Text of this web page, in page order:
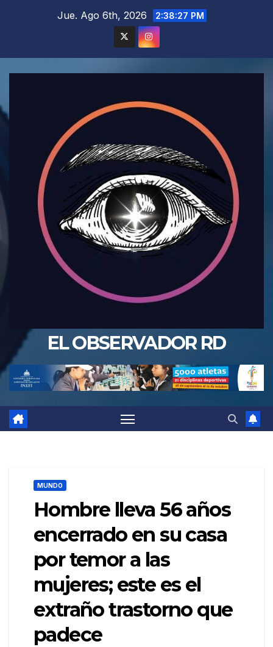
Jue. Ago 6th, 2026 2:38:28 PM
EL OBSERVADOR RD
MUNDO
Hombre lleva 56 años
encerrado en su casa
por temor a las
mujeres; este es el
extraño trastorno que
padece